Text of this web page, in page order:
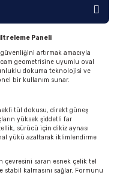
Paneli
artırmak amacıyla
geometrisine uyumlu oval
dokuma teknolojisi ve
bir kullanım sunar.
tül dokusu, direkt güneş
yüksek şiddetli far
sürücü için dikiz aynası
yükü azaltarak iklimlendirme
çevresini saran esnek çelik tel
kalmasını sağlar. Formunu